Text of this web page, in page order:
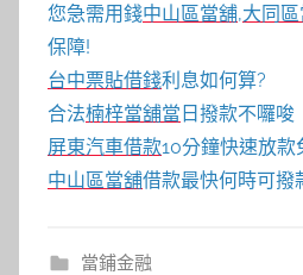
您急需用錢中山區當舖,大同
保障!
台中票貼借錢利息如何算?
合法楠梓當舖當 日撥款不囉唆
屏東汽車借款10分鐘快速放款
中山區當舖借款最快何時可撥
當鋪金融